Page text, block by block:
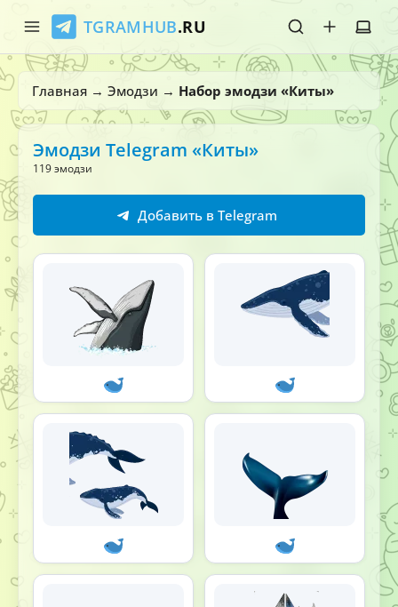
TGRAMHUB.RU
Главная
Стикеры
Эмодзи
Боты
Главная → Эмодзи → Набор эмодзи «Киты»
Эмодзи Telegram «Киты»
119 эмодзи
Добавить в Telegram